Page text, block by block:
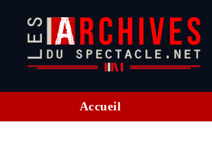
Accueil